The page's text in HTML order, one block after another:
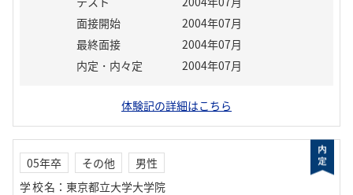
面接開始
2004年07月
最終面接
2004年07月
内定・内々定
2004年07月
体験記の詳細はこちら
05年卒 その他
男性
学校名 ： 東京都立大学大学院